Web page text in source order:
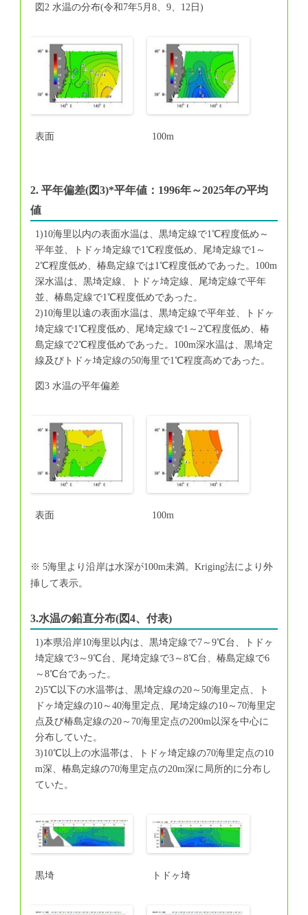
図2 水温の分布(令和7年5月8、9、12日)
表面 100m
2. 平年偏差(図3)*平年値：1996年～2025年の平均
値
1)10海里以内の表面水温は、黒埼定線で1℃程度低め～
平年並、トドヶ埼定線で1℃程度低め、尾埼定線で1～
2℃程度低め、椿島定線では1℃程度低めであった。100m
深水温は、黒埼定線、トドヶ埼定線、尾埼定線で平年
並、椿島定線で1℃程度低めであった。
2)10海里以遠の表面水温は、黒埼定線で平年並、トドヶ
埼定線で1℃程度低め、尾埼定線で1～2℃程度低め、椿
島定線で2℃程度低めであった。100m深水温は、黒埼定
線及びトドヶ埼定線の50海里で1℃程度高めであった。
図3 水温の平年偏差
表面 100m
※ 5海里より沿岸は水深が100m未満。Kriging法により外
挿して表示。
3.水温の鉛直分布(図4、付表)
1)本県沿岸10海里以内は、黒埼定線で7～9℃台、トドヶ
埼定線で3～9℃台、尾埼定線で3～8℃台、椿島定線で6
～8℃台であった。
2)5℃以下の水温帯は、黒埼定線の20～50海里定点、ト
ドヶ埼定線の10～40海里定点、尾埼定線の10～70海里定
点及び椿島定線の20～70海里定点の200m以深を中心に
分布していた。
3)10℃以上の水温帯は、トドヶ埼定線の70海里定点の10
m深、椿島定線の70海里定点の20m深に局所的に分布し
ていた。
黒埼 トドヶ埼